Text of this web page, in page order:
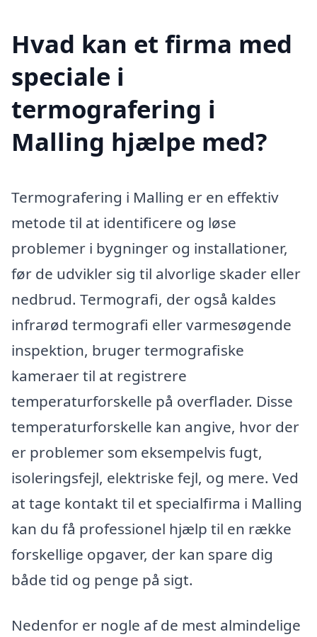
Hvad kan et firma med
speciale i
termografering i
Malling hjælpe med?
Termografering i Malling er en effektiv
metode til at identificere og løse
problemer i bygninger og installationer,
før de udvikler sig til alvorlige skader eller
nedbrud. Termografi, der også kaldes
infrarød termografi eller varmesøgende
inspektion, bruger termografiske
kameraer til at registrere
temperaturforskelle på overflader. Disse
temperaturforskelle kan angive, hvor der
er problemer som eksempelvis fugt,
isoleringsfejl, elektriske fejl, og mere. Ved
at tage kontakt til et specialfirma i Malling
kan du få professionel hjælp til en række
forskellige opgaver, der kan spare dig
både tid og penge på sigt.
Nedenfor er nogle af de mest almindelige